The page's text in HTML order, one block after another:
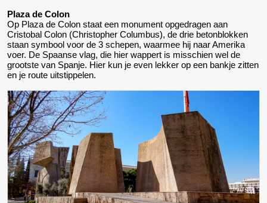
Plaza de Colon
Op Plaza de Colon staat een monument opgedragen aan
Cristobal Colon (Christopher Columbus), de drie betonblokken
staan symbool voor de 3 schepen, waarmee hij naar Amerika
voer. De Spaanse vlag, die hier wappert is misschien wel de
grootste van Spanje. Hier kun je even lekker op een bankje zitten
en je route uitstippelen.